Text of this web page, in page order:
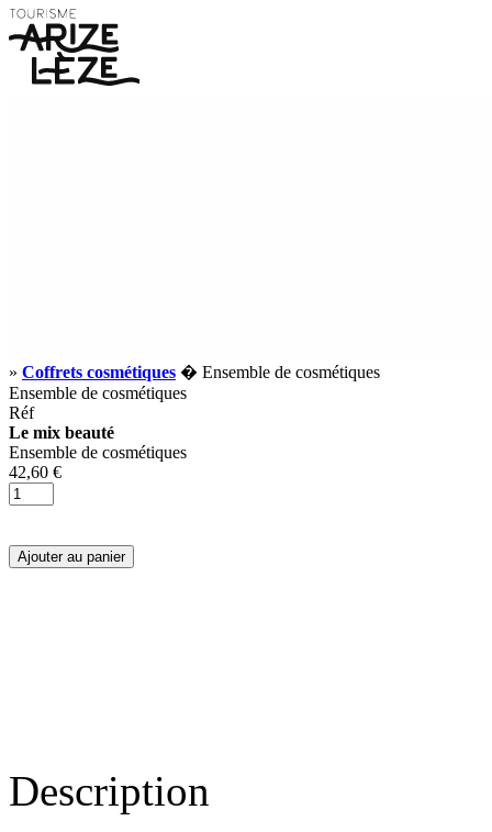
» Coffrets cosmétiques � Ensemble de cosmétiques
Ensemble de cosmétiques
Réf
Le mix beauté
Ensemble de cosmétiques
42,60 €
Description